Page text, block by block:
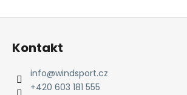
Z
Kontakt
info@windsport.cz
+420 603 181 555